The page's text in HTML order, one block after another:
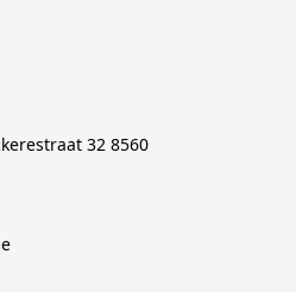
32 8560